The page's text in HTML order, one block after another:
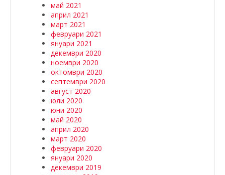
май 2021
април 2021
март 2021
февруари 2021
януари 2021
декември 2020
ноември 2020
октомври 2020
септември 2020
август 2020
юли 2020
юни 2020
май 2020
април 2020
март 2020
февруари 2020
януари 2020
декември 2019